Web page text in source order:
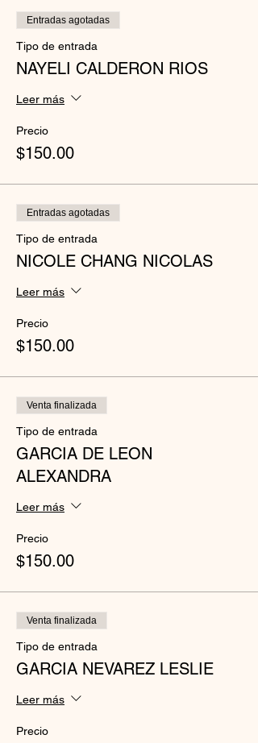
Entradas agotadas
Tipo de entrada
NAYELI CALDERON RIOS
Leer más
Precio
$150.00
Entradas agotadas
Tipo de entrada
NICOLE CHANG NICOLAS
Leer más
Precio
$150.00
Venta finalizada
Tipo de entrada
GARCIA DE LEON
ALEXANDRA
Leer más
Precio
$150.00
Venta finalizada
Tipo de entrada
GARCIA NEVAREZ LESLIE
Leer más
Precio